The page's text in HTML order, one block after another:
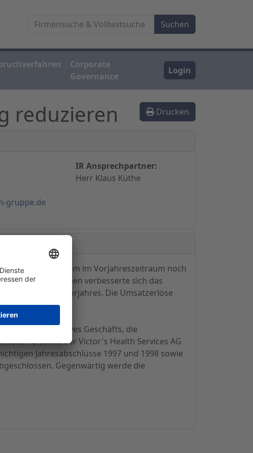
Corporate
Governance
Login
Drucken
reduzieren
gruppe.de
IR Ansprechpartner:
Herr Klaus Küthe
DM aus, nachdem im Vorjahreszeitraum noch
verbesserte sich das
des Vorjahres. Die Umsatzerlöse
des operatives Geschäfts, die
AG sowie der Victor's Health Services AG
Jahresabschlüsse 1997 und 1998 sowie
Gegenwärtig werde die